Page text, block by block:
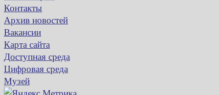
Контакты
Архив новостей
Вакансии
Карта сайта
Доступная среда
Цифровая среда
Музей